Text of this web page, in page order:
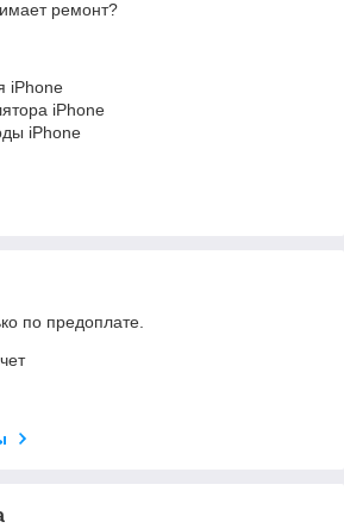
ремонт?
iPhone
iPhone
iPhone
по предоплате.